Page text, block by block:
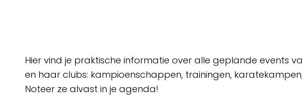
Hier vind je praktische informatie over alle geplande events
en haar clubs: kampioenschappen, trainingen,
Noteer ze alvast in je agenda!